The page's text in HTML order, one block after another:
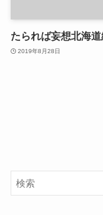
たられば妄想北海
2019年8月28日